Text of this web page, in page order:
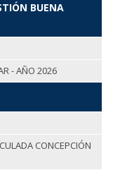
BUENA
- AÑO 2026
CONCEPCIÓN